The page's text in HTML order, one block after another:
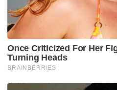
Once Criticized For Her
Turning Heads
BRAINBERRIES